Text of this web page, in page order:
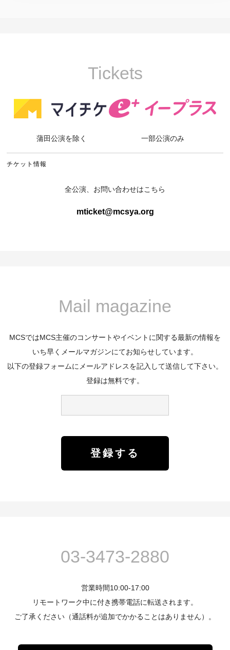
Tickets
蒲田公演を除く 一部公演のみ
チケット情報
全公演、お問い合わせはこちら
mticket@mcsya.org
Mail magazine
MCSではMCS主催のコンサートやイベントに関する最新の情報を
いち早くメールマガジンにてお知らせしています。
以下の登録フォームにメールアドレスを記入して送信して下さい。
登録は無料です。
03-3473-2880
営業時間10:00-17:00
リモートワーク中に付き携帯電話に転送されます。
ご了承ください（通話料が追加でかかることはありません）。